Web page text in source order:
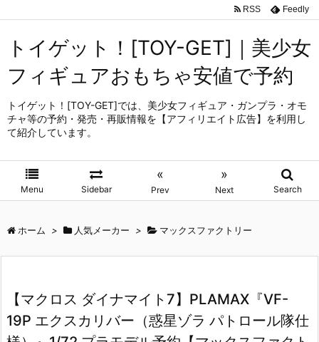
トイゲット！[TOY-GET]｜美少女
フィギュアおもちゃ安値で予約
トイゲット！[TOY-GET]では、美少女フィギュア・ガンプラ・オモ
チャ等の予約・発売・再販情報を【アフィリエイト広告】を利用し
て紹介しています。
Menu Sidebar
«
Prev
»
Next Search
RSS Feedly
ホーム > 人気メーカー > マックスファクトリー
【マクロス ダイナマイト7】PLAMAX『VF-
19P エクスカリバー（惑星ゾラ パトロール隊仕